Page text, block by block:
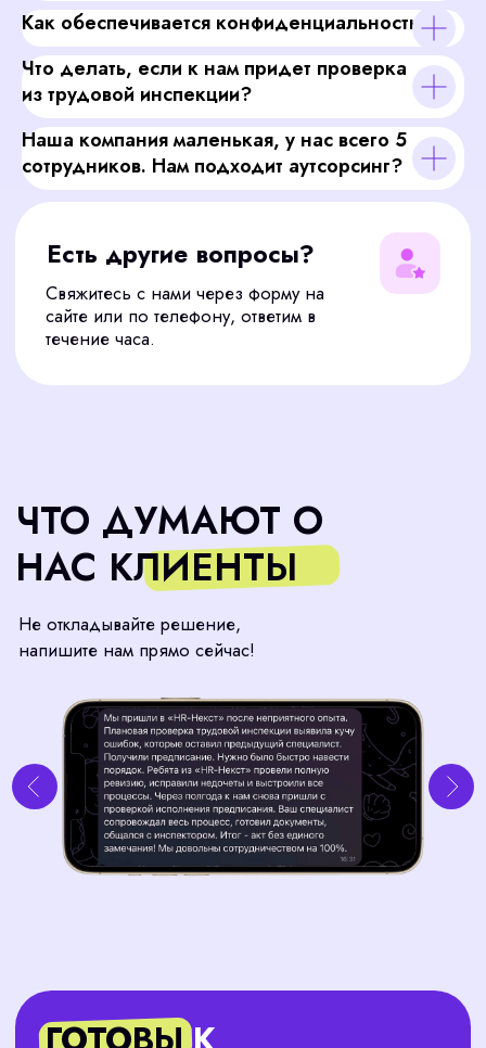
Как обеспечивается конфиденциальность?
Что делать, если к нам придет проверка
из трудовой инспекции?
Наша компания маленькая, у нас всего 5
сотрудников. Нам подходит аутсорсинг?